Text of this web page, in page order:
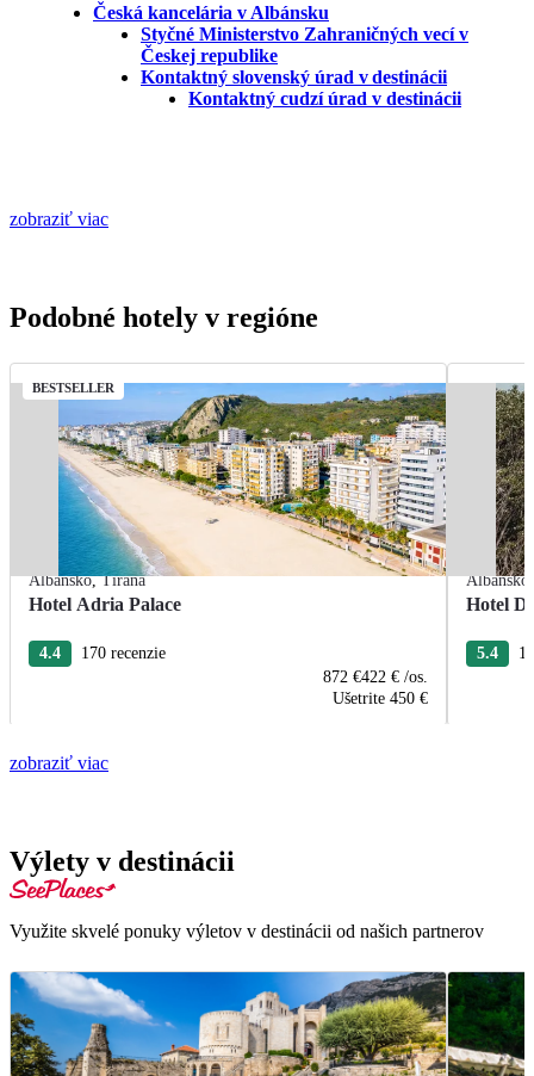
Česká kancelária v Albánsku
Styčné Ministerstvo Zahraničných vecí v
Českej republike
Kontaktný slovenský úrad v destinácii
Kontaktný cudzí úrad v destinácii
zobraziť viac
Podobné hotely v regióne
BESTSELLER
Albánsko,Tirana
Hotel Adria Palace
4.4
170 recenzie
872 €422 € /os.
Ušetrite 450 €
Albánsko
Hotel
5.4
zobraziť viac
Výlety v destinácii
Využite skvelé ponuky výletov v destinácii od našich partnerov